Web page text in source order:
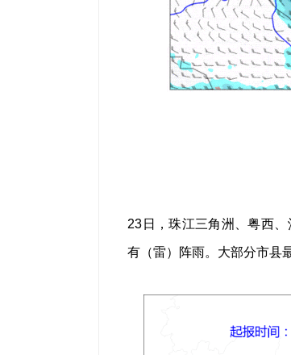
23日，珠江三角洲、粤西
有（雷）阵雨。大部分市县